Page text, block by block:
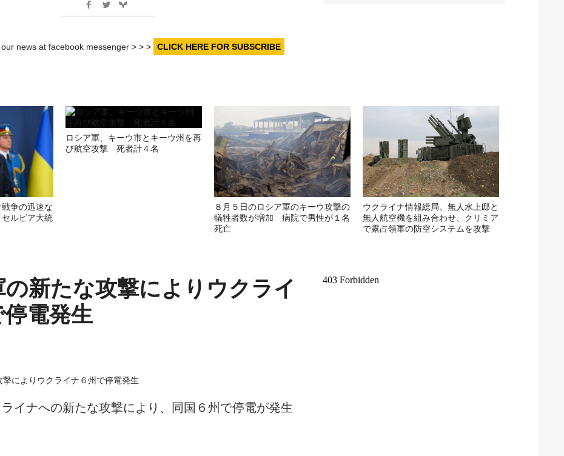
news at facebook messenger > > > CLICK HERE FOR SUBSCRIBE
争の迅速な
ルビア大統
ロシア軍、キーウ市とキーウ州を再
び航空攻撃 死者計４名
８月５日のロシア軍のキーウ攻撃の
犠牲者数が増加 病院で男性が１名
死亡
ウクライナ情報総局、無人水上邸と
無人航空機を組み合わせ、クリミア
で露占領軍の防空システムを攻撃
の新たな攻撃によりウクライ
電発生
イナへの新たな攻撃により、同国６州で停電が発生